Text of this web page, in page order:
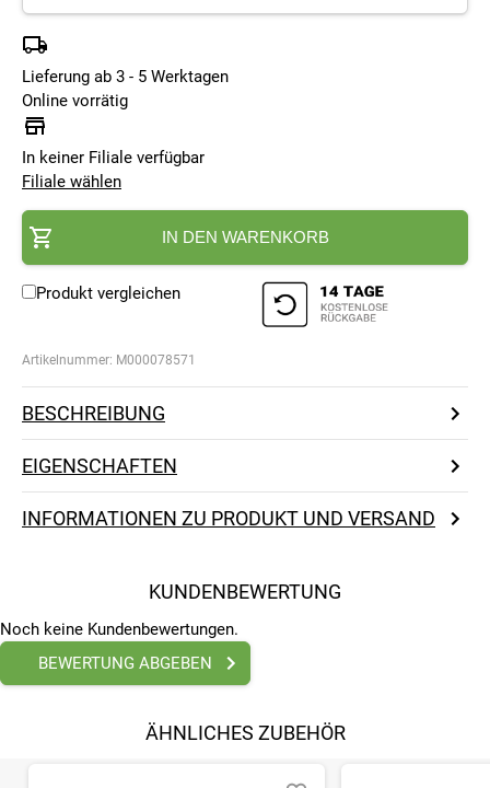
Lieferung ab 3 - 5 Werktagen
Online vorrätig
In keiner Filiale verfügbar
Filiale wählen
IN DEN WARENKORB
Produkt vergleichen
Artikelnummer: M000078571
BESCHREIBUNG
EIGENSCHAFTEN
INFORMATIONEN ZU PRODUKT UND VERSAND
KUNDENBEWERTUNG
Noch keine Kundenbewertungen.
BEWERTUNG ABGEBEN
ÄHNLICHES ZUBEHÖR